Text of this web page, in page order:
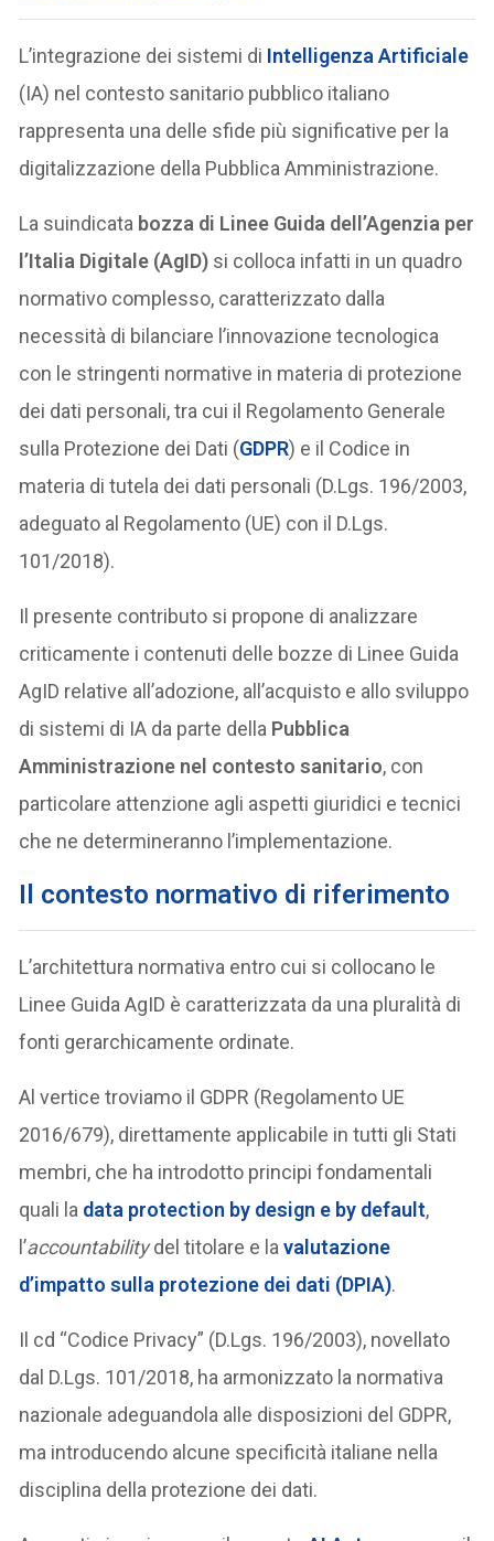
L’integrazione dei sistemi di Intelligenza Artificiale
(IA) nel contesto sanitario pubblico italiano
rappresenta una delle sfide più significative per la
digitalizzazione della Pubblica Amministrazione.
La suindicata bozza di Linee Guida dell’Agenzia per
l’Italia Digitale (AgID) si colloca infatti in un quadro
normativo complesso, caratterizzato dalla
necessità di bilanciare l’innovazione tecnologica
con le stringenti normative in materia di protezione
dei dati personali, tra cui il Regolamento Generale
sulla Protezione dei Dati (GDPR) e il Codice in
materia di tutela dei dati personali (D.Lgs. 196/2003,
adeguato al Regolamento (UE) con il D.Lgs.
101/2018).
Il presente contributo si propone di analizzare
criticamente i contenuti delle bozze di Linee Guida
AgID relative all’adozione, all’acquisto e allo sviluppo
di sistemi di IA da parte della Pubblica
Amministrazione nel contesto sanitario, con
particolare attenzione agli aspetti giuridici e tecnici
che ne determineranno l’implementazione.
Il contesto normativo di riferimento
L’architettura normativa entro cui si collocano le
Linee Guida AgID è caratterizzata da una pluralità di
fonti gerarchicamente ordinate.
Al vertice troviamo il GDPR (Regolamento UE
2016/679), direttamente applicabile in tutti gli Stati
membri, che ha introdotto principi fondamentali
quali la data protection by design e by default,
l’accountabilitydel titolare e la valutazione
d’impatto sulla protezione dei dati (DPIA).
Il cd “Codice Privacy” (D.Lgs. 196/2003), novellato
dal D.Lgs. 101/2018, ha armonizzato la normativa
nazionale adeguandola alle disposizioni del GDPR,
ma introducendo alcune specificità italiane nella
disciplina della protezione dei dati.